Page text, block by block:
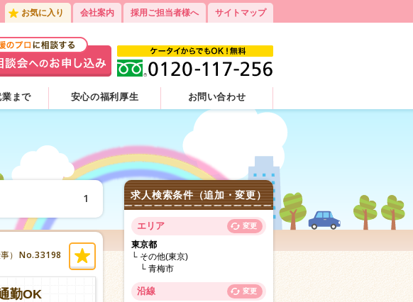
お気に入り 会社案内 採用ご担当者様へ サイトマップ
業まで 安心の福利厚生 お問い合わせ
1
） No.33198
勤OK
求人検索条件（追加・変更）
エリア 変更
東京都
その他(東京)
青梅市
沿線 変更